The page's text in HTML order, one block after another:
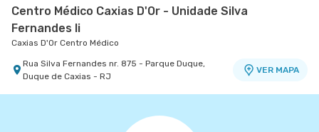
Centro Médico Caxias D'Or - Unidade Silva
Fernandes Ii
Caxias D'Or Centro Médico
Rua Silva Fernandes nr. 875 - Parque Duque,
Duque de Caxias - RJ
VER MAPA
Centro Medico Norte D'Or- Unidade Cascadura
Rua Carolina Machado nr. 38 - Cascadura, Rio de